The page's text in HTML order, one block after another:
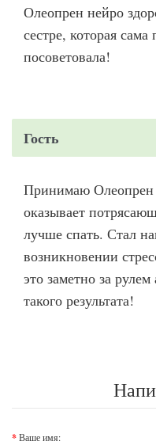
Олеопрен нейро
сестре, которая
посоветовала!
Гость
Принимаю
оказывает
лучше спать. Стал
возникновении
это заметно за
такого результата!
Ваше имя: